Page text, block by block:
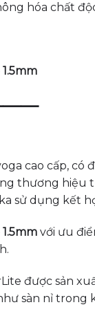
hóa chất
cao cấp,
thương hiệu
sử dụng
với ưu
được sản
sàn nỉ